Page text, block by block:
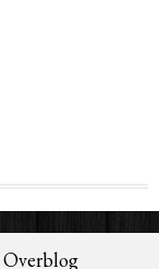
Overblog